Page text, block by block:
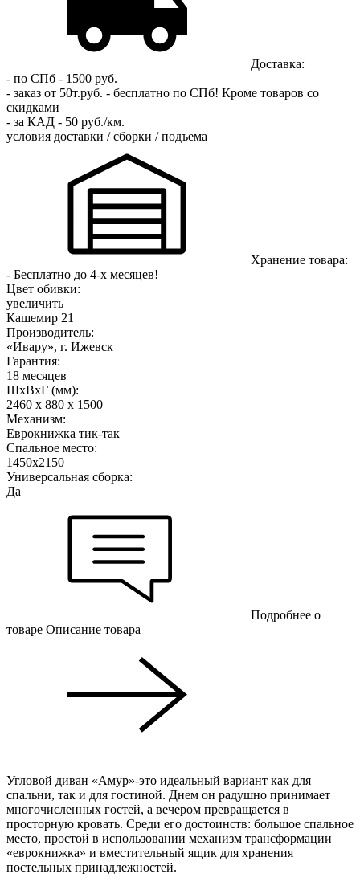
Доставка:
- по СПб - 1500 руб.
- заказ от 50т.руб. - бесплатно по СПб! Кроме товаров со
скидками
- за КАД - 50 руб./км.
условия доставки / сборки / подъема
Хранение товара:
- Бесплатно до 4-х месяцев!
Цвет обивки:
увеличить
Кашемир 21
Производитель:
«Ивару», г. Ижевск
Гарантия:
18 месяцев
ШхВхГ (мм):
2460 х 880 х 1500
Механизм:
Еврокнижка тик-так
Спальное место:
1450х2150
Универсальная сборка:
Да
Подробнее о
товаре Описание товара
Угловой диван «Амур»-это идеальный вариант как для
спальни, так и для гостиной. Днем он радушно принимает
многочисленных гостей, а вечером превращается в
просторную кровать. Среди его достоинств: большое спальное
место, простой в использовании механизм трансформации
«еврокнижка» и вместительный ящик для хранения
постельных принадлежностей.